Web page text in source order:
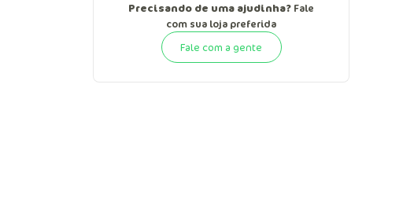
Precisando de uma ajudinha? Fale
com sua loja preferida
Fale com a gente